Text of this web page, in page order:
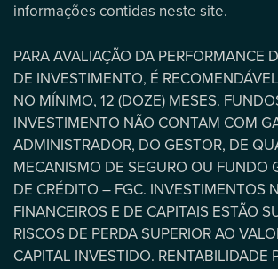
informações contidas neste site.
PARA AVALIAÇÃO DA PERFORMANCE
DE INVESTIMENTO, É
NO MÍNIMO, 12 (DOZE) MESES.
INVESTIMENTO NÃO CONTAM COM
ADMINISTRADOR, DO GESTOR, DE
MECANISMO DE SEGURO OU FUNDO
DE CRÉDITO – FGC. INVESTIMENTOS
FINANCEIROS E DE CAPITAIS ESTÃO
RISCOS DE PERDA SUPERIOR AO
CAPITAL INVESTIDO. RENTABILIDADE